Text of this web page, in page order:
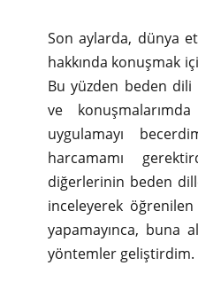
Son aylarda, dünya
hakkında konuşmak
Bu yüzden beden dili
ve
uygulamayı
harcamamı
diğerlerinin beden
inceleyerek
yapamayınca, buna
yöntemler geliştirdim.